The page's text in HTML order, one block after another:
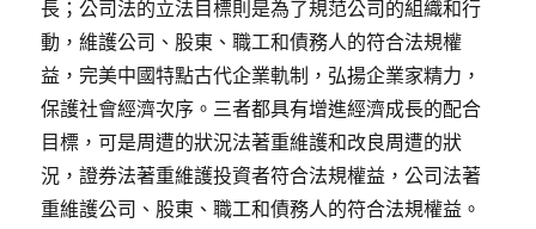
長；公司法的立法目標則是為了規范公司的組織和行
動，維護公司、股東、職工和債務人的符合法規權
益，完美中國特點古代企業軌制，弘揚企業家精力，
保護社會經濟次序。三者都具有增進經濟成長的配合
目標，可是周遭的狀況法著重維護和改良周遭的狀
況，證券法著重維護投資者符合法規權益，公司法著
重維護公司、股東、職工和債務人的符合法規權益。